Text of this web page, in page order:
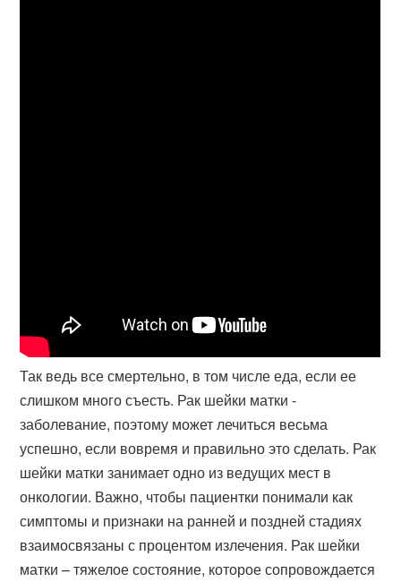
Так ведь все смертельно, в том числе еда, если ее
слишком много съесть. Рак шейки матки -
заболевание, поэтому может лечиться весьма
успешно, если вовремя и правильно это сделать. Рак
шейки матки занимает одно из ведущих мест в
онкологии. Важно, чтобы пациентки понимали как
симптомы и признаки на ранней и поздней стадиях
взаимосвязаны с процентом излечения. Рак шейки
матки – тяжелое состояние, которое сопровождается